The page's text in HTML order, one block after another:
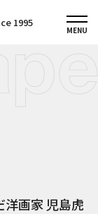
1995
洋画家 児島虎